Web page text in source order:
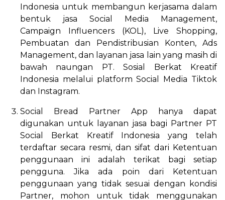
Indonesia untuk membangun kerjasama dalam
bentuk jasa Social Media Management,
Campaign Influencers (KOL), Live Shopping,
Pembuatan dan Pendistribusian Konten, Ads
Management, dan layanan jasa lain yang masih di
bawah naungan PT. Sosial Berkat Kreatif
Indonesia melalui platform Social Media Tiktok
dan Instagram.
Social Bread Partner App hanya dapat
digunakan untuk layanan jasa bagi Partner PT
Social Berkat Kreatif Indonesia yang telah
terdaftar secara resmi, dan sifat dari Ketentuan
penggunaan ini adalah terikat bagi setiap
pengguna. Jika ada poin dari Ketentuan
penggunaan yang tidak sesuai dengan kondisi
Partner, mohon untuk tidak menggunakan